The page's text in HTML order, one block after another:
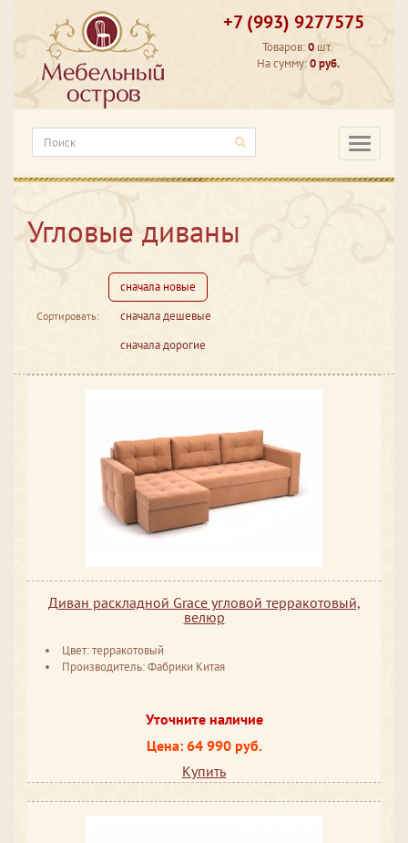
+7 (993) 9277575
Товаров:0 шт.
На сумму:0 руб.
Угловые диваны
Сортировать:
сначала новые
сначала дешевые
сначала дорогие
Диван раскладной Grace угловой терракотовый,
велюр
Цвет: терракотовый
Производитель: Фабрики Китая
Уточните наличие
Цена: 64 990 руб.
Купить